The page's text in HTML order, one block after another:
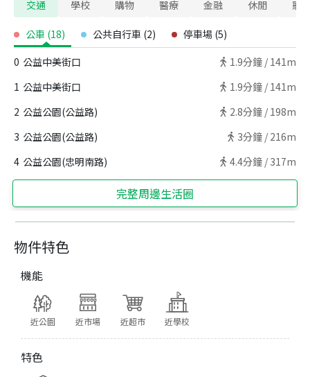
物件特色
機能
近公園 近市場 近超市 近學校
特色
交通 學校 購物 醫療 金融 休閒 寵
公車 (18) 公共自行車 (2) 停車場 (5)
0 公益中美街口 1.9分鐘 / 141m
1 公益中美街口 1.9分鐘 / 141m
2 公益公園(公益路) 2.8分鐘 / 198m
3 公益公園(公益路) 3分鐘 / 216m
4 公益公園(忠明南路) 4.4分鐘 / 317m
完整周邊生活圈